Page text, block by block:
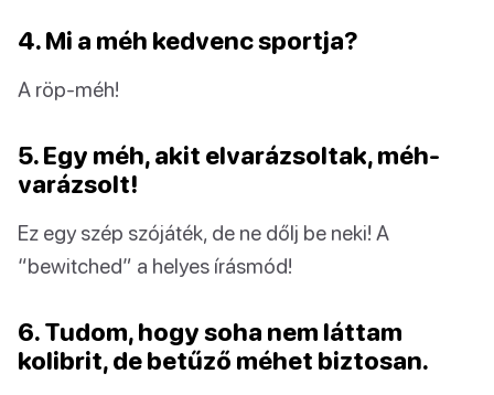
4. Mi a méh kedvenc sportja?
A röp-méh!
5. Egy méh, akit elvarázsoltak, méh-
varázsolt!
Ez egy szép szójáték, de ne dőlj be neki! A
“bewitched” a helyes írásmód!
6. Tudom, hogy soha nem láttam
kolibrit, de betűző méhet biztosan.